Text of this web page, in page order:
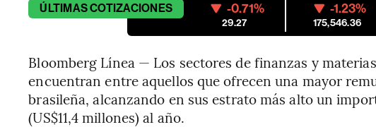
ÚLTIMASCOTIZACIONES -0.71%
29.27
-1.23%
175,546.36
Bloomberg Línea — Los sectores de finanzas y
encuentran entre aquellos que ofrecen una mayor
brasileña, alcanzando en sus estrato más alto un
(US$11,4 millones) al año.